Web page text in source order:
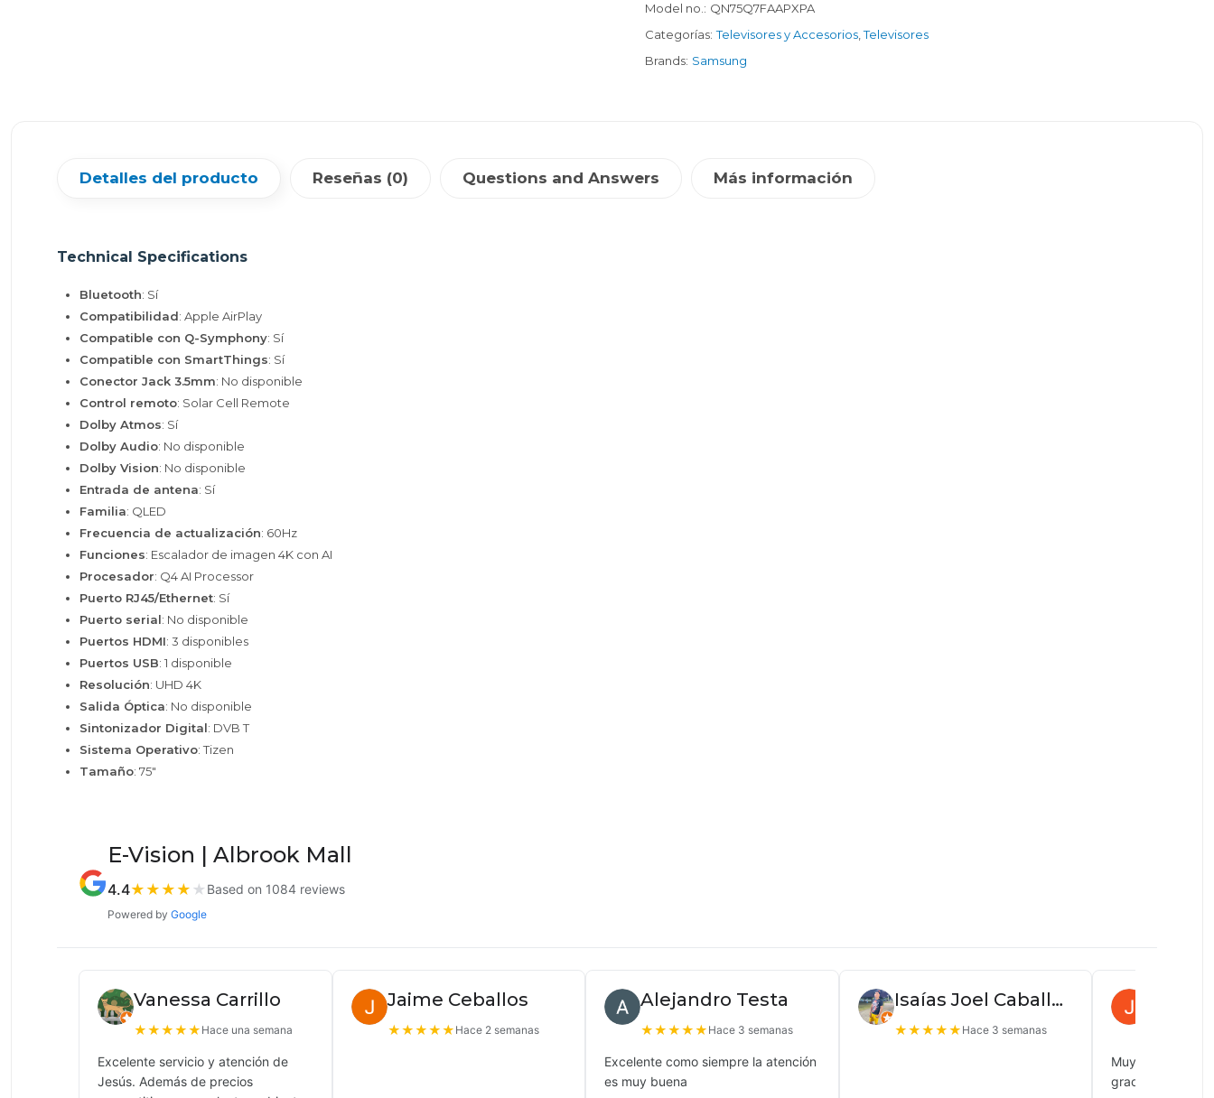
Model no.: QN75Q7FAAPXPA
Categorías: Televisores y Accesorios ,Televisores
Brands: Samsung
Detalles del producto Reseñas (0) Questions and Answers Más información
Technical Specifications
Bluetooth: Sí
Compatibilidad: Apple AirPlay
Compatible con Q-Symphony: Sí
Compatible con SmartThings: Sí
Conector Jack 3.5mm: No disponible
Control remoto: Solar Cell Remote
Dolby Atmos: Sí
Dolby Audio: No disponible
Dolby Vision: No disponible
Entrada de antena: Sí
Familia: QLED
Frecuencia de actualización: 60Hz
Funciones: Escalador de imagen 4K con AI
Procesador: Q4 AI Processor
Puerto RJ45/Ethernet: Sí
Puerto serial: No disponible
Puertos HDMI: 3 disponibles
Puertos USB: 1 disponible
Resolución: UHD 4K
Salida Óptica: No disponible
Sintonizador Digital: DVB T
Sistema Operativo: Tizen
Tamaño: 75"
E-Vision | Albrook Mall
4.4★ ★ ★ ★ ★ Based on 1084 reviews
Powered by Google
Vanessa Carrillo
★★★★★ Hace una semana
Excelente servicio y atención de
Jesús. Además de precios
Jaime Ceballos
★★★★★ Hace 2 semanas
Alejandro Testa
★★★★★ Hace 3 semanas
Excelente como siempre la atención
es muy buena
Isaías Joel Caballero
★★★★★ Hace 3 semanas
Muy buena
gracias